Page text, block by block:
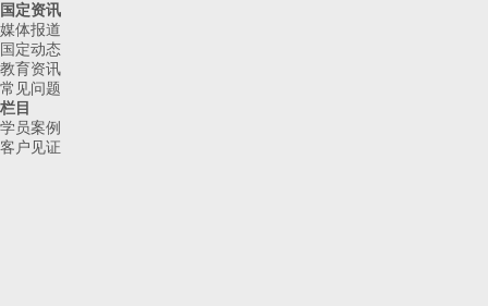
国定资讯
媒体报道
国定动态
教育资讯
常见问题
栏目
学员案例
客户见证